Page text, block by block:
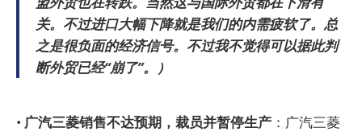
关。不过进口大幅下降就是我们的内需疲软了。总
之是很负面的经济信号。不过我不觉得可以据此判
断外贸已经“崩了”。）
• 广汽三菱销售不达预期，裁员并暂停生产 ：广汽三菱